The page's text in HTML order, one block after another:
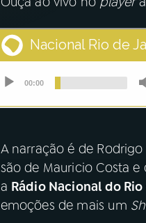
A narração é de
são de Mauricio Costa
a Rádio Nacional do
emoções de mais um